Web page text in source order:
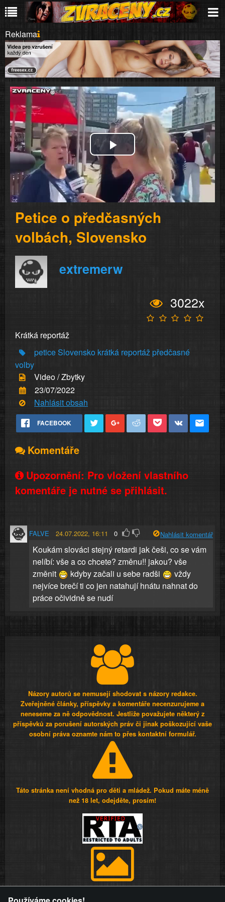
Reklama
Play
Video
Petice o předčasných
volbách, Slovensko
extremerw
3022x
Krátká reportáž
petice Slovensko krátká reportážpředčasné
volby
Video / Zbytky
23/07/2022
Nahlásit obsah
FACEBOOK
Komentáře
Upozornění: Pro vložení vlastního
komentáře je nutné se přihlásit.
FALVE 24.07.2022, 16:11 0 Nahlásit komentář
Koukám slováci stejný retardi jak češi, co se vám
nelíbí: vše a co chcete? změnu!! jakou? vše
změnit
kdyby začali u sebe radši
vždy
nejvíce brečí ti co jen natahují hnátu nahnat do
práce očividně se nudí
Názory autorů se nemusejí shodovat s názory redakce.
Zveřejněné články, příspěvky a komentáře necenzurujeme a
neneseme za ně odpovědnost. Jestliže považujete některý z
příspěvků za porušení autorských práv či jinak poškozující vaše
osobní práva oznamte nám to přes kontaktní formulář.
Táto stránka není vhodná pro děti a mládež. Pokud máte méně
než 18 let, odejděte, prosím!